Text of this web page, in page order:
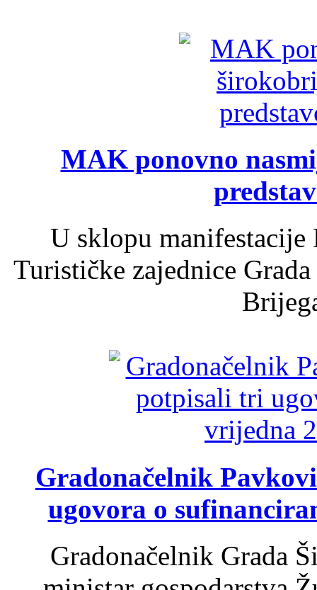
MAK ponovno
U sklopu
Turističke zajednice
Gradonačelnik
ugovora o
Gradonačelnik Grada